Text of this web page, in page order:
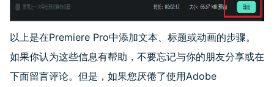
以上是在Premiere Pro中添加文本、标题或动画的步骤。
如果你认为这些信息有帮助，不要忘记与你的朋友分享或在
下面留言评论。但是，如果您厌倦了使用Adobe